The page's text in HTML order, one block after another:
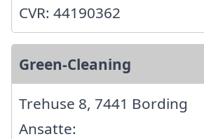
CVR: 44190362
Green-Cleaning
Trehuse 8, 7441 Bording
Ansatte: